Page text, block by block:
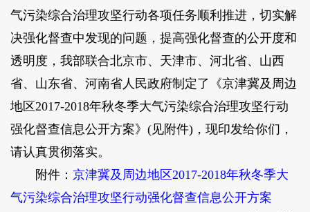
气污染综合治理攻坚行动各项任务顺利推进，切实解
决强化督查中发现的问题，提高强化督查的公开度和
透明度，我部联合北京市、天津市、河北省、山西
省、山东省、河南省人民政府制定了《京津冀及周边
地区2017-2018年秋冬季大气污染综合治理攻坚行动
强化督查信息公开方案》(见附件)，现印发给你们，
请认真贯彻落实。
附件： 京津冀及周边地区2017-2018年秋冬季大
气污染综合治理攻坚行动强化督查信息公开方案